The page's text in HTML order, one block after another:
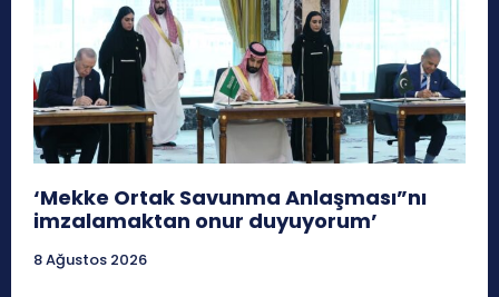
‘Mekke Ortak Savunma Anlaşması”nı
imzalamaktan onur duyuyorum’
8 Ağustos 2026